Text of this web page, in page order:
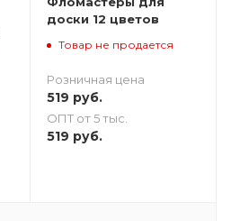
доски 12 цветов
Товар не продается
Розничная цена
519 руб.
ОПТ от 5 тыс.
519 руб.